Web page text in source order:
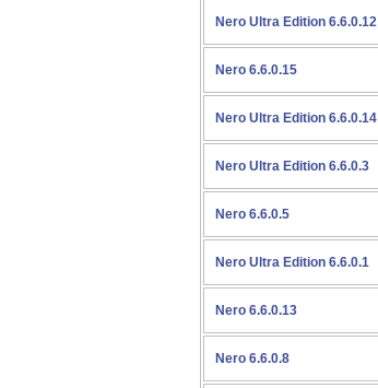
Nero Ultra Edition 6.6.0.12
Nero 6.6.0.15
Nero Ultra Edition 6.6.0.14
Nero Ultra Edition 6.6.0.3
Nero 6.6.0.5
Nero Ultra Edition 6.6.0.1
Nero 6.6.0.13
Nero 6.6.0.8